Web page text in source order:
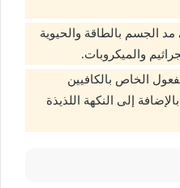
الجسم بالطاقة والحيوية
والميكروبات.
الخاص بالكافيين
إلى النكهة اللذيذة